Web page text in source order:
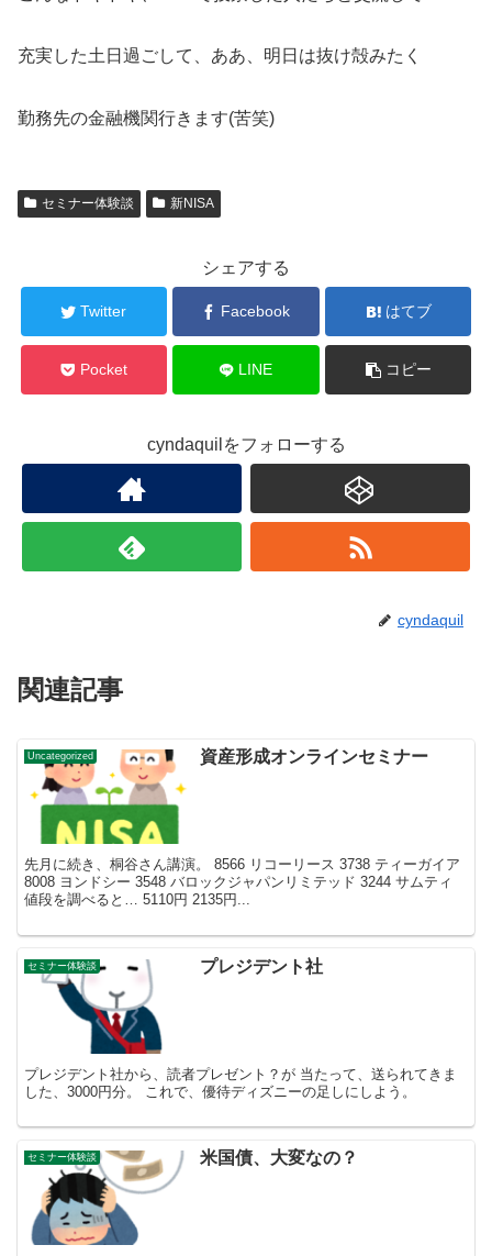
充実した土日過ごして、ああ、明日は抜け殻みたく
勤務先の金融機関行きます(苦笑)
セミナー体験談 新NISA
シェアする
Twitter Facebook はてブ
Pocket LINE コピー
cyndaquilをフォローする
cyndaquil
関連記事
Uncategorized 資産形成オンラインセミナー
先月に続き、桐谷さん講演。 8566 リコーリース 3738 ティーガイア
8008 ヨンドシー 3548 バロックジャパンリミテッド 3244 サムティ
値段を調べると… 5110円 2135円...
セミナー体験談 プレジデント社
プレジデント社から、読者プレゼント？が 当たって、送られてきま
した、3000円分。 これで、優待ディズニーの足しにしよう。
セミナー体験談 米国債、大変なの？